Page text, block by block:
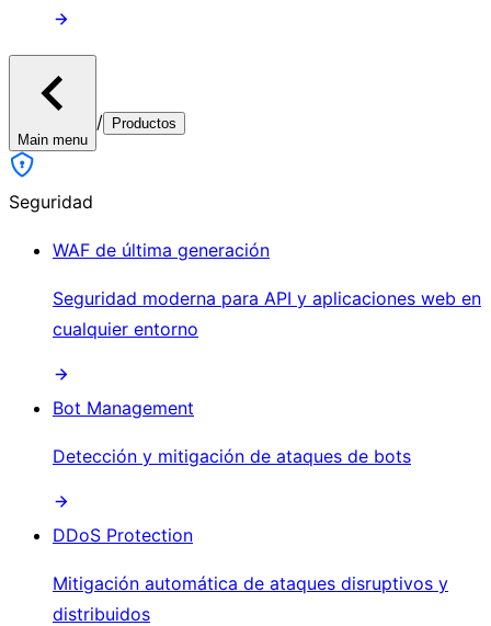
Main menu
/ Productos
Seguridad
WAF de última generación
Seguridad moderna para API y aplicaciones web en
cualquier entorno
Bot Management
Detección y mitigación de ataques de bots
DDoS Protection
Mitigación automática de ataques disruptivos y
distribuidos